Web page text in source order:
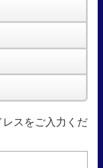
スをご入力くだ